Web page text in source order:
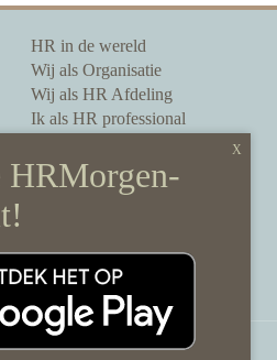
HR in de wereld
Wij als Organisatie
Wij als HR Afdeling
Ik als HR professional
Onze partners
Sponsoring
Disclaimer & gedragscode